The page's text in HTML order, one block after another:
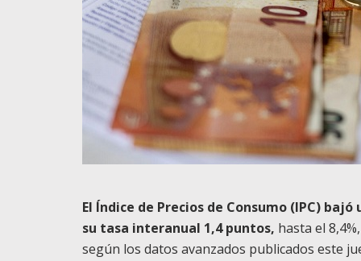
El Índice de Precios de Consumo (IPC)
su tasa interanual 1,4 puntos, hasta el
según los datos avanzados publicados este